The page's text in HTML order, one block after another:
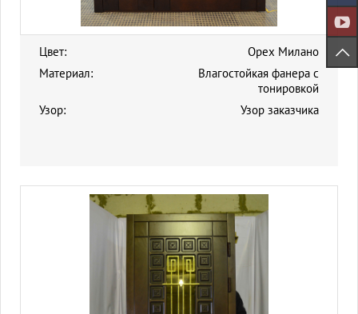
Цвет:
Орех Милано
Материал:
Влагостойкая фанера с
тонировкой
Узор:
Узор заказчика